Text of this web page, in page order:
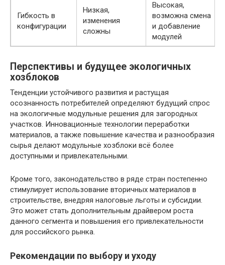
Гибкость в
конфигурации
Низкая,
изменения
сложны
Высокая,
возможна смена
и добавление
модулей
Перспективы и будущее экологичных
хозблоков
Тенденции устойчивого развития и растущая
осознанность потребителей определяют будущий спрос
на экологичные модульные решения для загородных
участков. Инновационные технологии переработки
материалов, а также повышение качества и разнообразия
сырья делают модульные хозблоки всё более
доступными и привлекательными.
Кроме того, законодательство в ряде стран постепенно
стимулирует использование вторичных материалов в
строительстве, внедряя налоговые льготы и субсидии.
Это может стать дополнительным драйвером роста
данного сегмента и повышения его привлекательности
для российского рынка.
Рекомендации по выбору и уходу